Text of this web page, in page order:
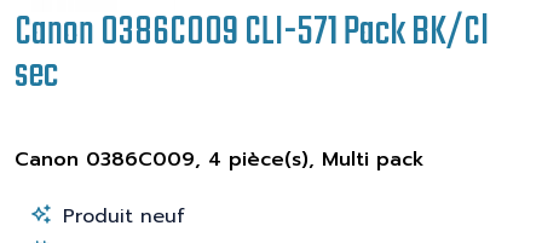
Canon 0386C009 CLI-571 Pack BK/Cl
sec
Canon 0386C009, 4 pièce(s), Multi pack
Produit neuf